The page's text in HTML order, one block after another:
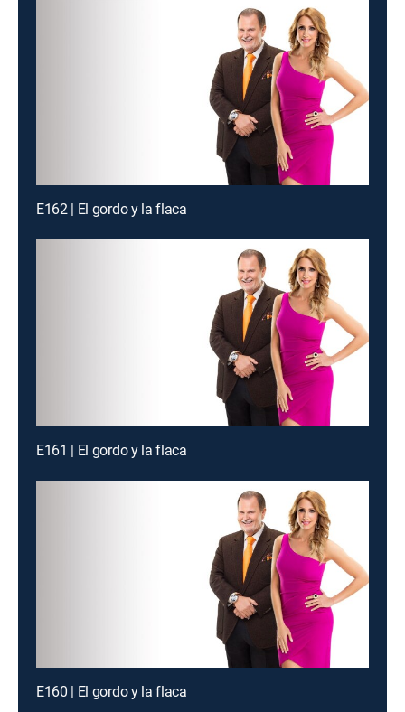
E162 | El gordo y la flaca
E161 | El gordo y la flaca
E160 | El gordo y la flaca